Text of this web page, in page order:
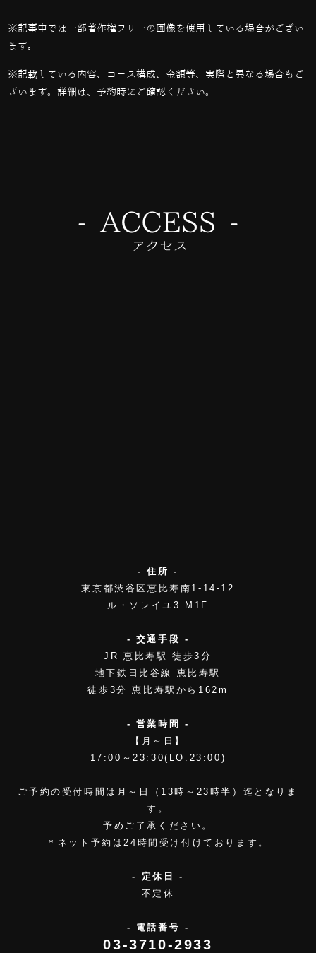
※記事中では一部著作権フリーの画像を使用している場合がござい
ます。
※記載している内容、コース構成、金額等、実際と異なる場合もご
ざいます。詳細は、予約時にご確認ください。
- 住所 -
東京都渋谷区恵比寿南1-14-12
ル・ソレイユ3 M1F
- 交通手段 -
JR 恵比寿駅 徒歩3分
地下鉄日比谷線 恵比寿駅
徒歩3分 恵比寿駅から162m
- 営業時間 -
【月～日】
17:00～23:30(LO.23:00)
ご予約の受付時間は月～日（13時～23時半）迄となりま
す。
予めご了承ください。
＊ネット予約は24時間受け付けております。
- 定休日 -
不定休
- 電話番号 -
03-3710-2933